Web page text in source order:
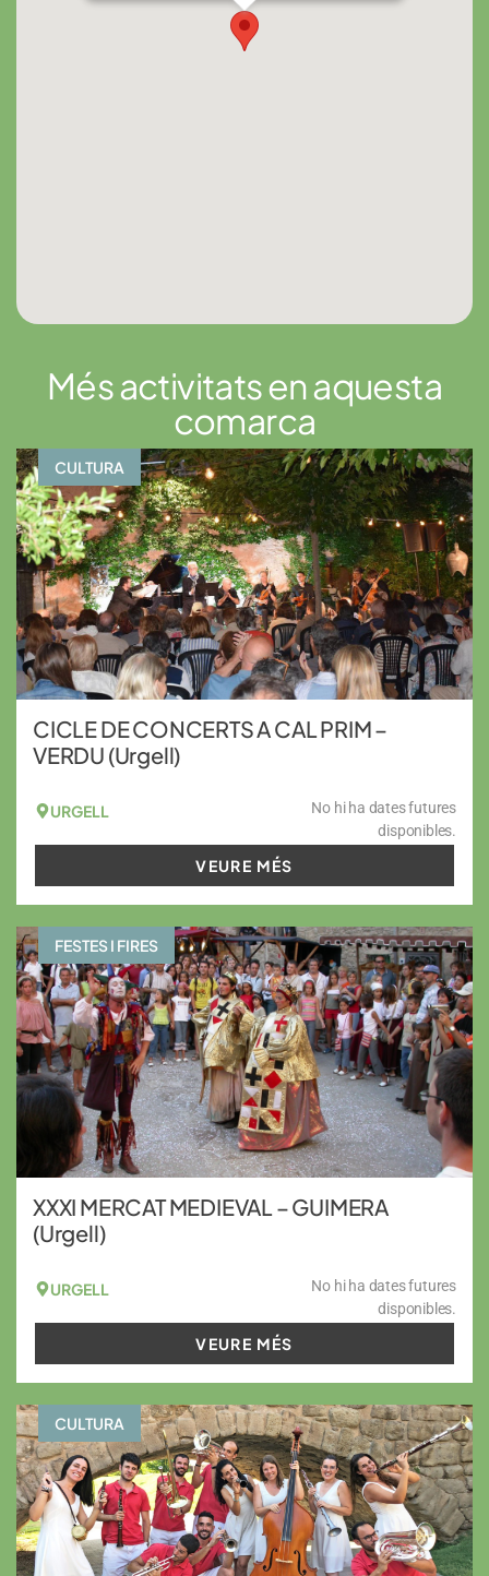
Més activitats en aquesta
comarca
CULTURA
CICLE DE CONCERTS A CAL PRIM –
VERDU (Urgell)
URGELL
No hi ha dates futures
disponibles.
VEURE MÉS
FESTES I FIRES
XXXI MERCAT MEDIEVAL – GUIMERA
(Urgell)
URGELL
No hi ha dates futures
disponibles.
VEURE MÉS
CULTURA